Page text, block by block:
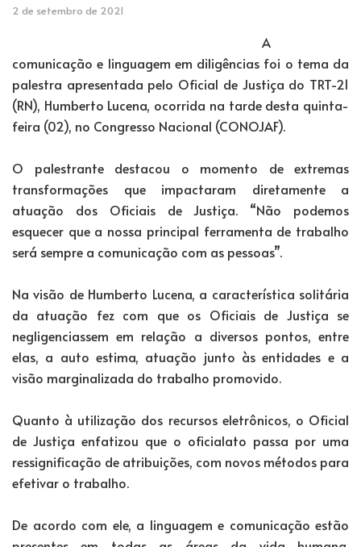
2 de setembro de 2021
A
comunicação e linguagem em diligências foi o tema da
palestra apresentada pelo Oficial de Justiça do TRT-21
(RN), Humberto Lucena, ocorrida na tarde desta quinta-
feira (02), no Congresso Nacional (CONOJAF).
O palestrante destacou o momento de extremas
transformações que impactaram diretamente a
atuação dos Oficiais de Justiça. “Não podemos
esquecer que a nossa principal ferramenta de trabalho
será sempre a comunicação com as pessoas”.
Na visão de Humberto Lucena, a característica solitária
da atuação fez com que os Oficiais de Justiça se
negligenciassem em relação a diversos pontos, entre
elas, a auto estima, atuação junto às entidades e a
visão marginalizada do trabalho promovido.
Quanto à utilização dos recursos eletrônicos, o Oficial
de Justiça enfatizou que o oficialato passa por uma
ressignificação de atribuições, com novos métodos para
efetivar o trabalho.
De acordo com ele, a linguagem e comunicação estão